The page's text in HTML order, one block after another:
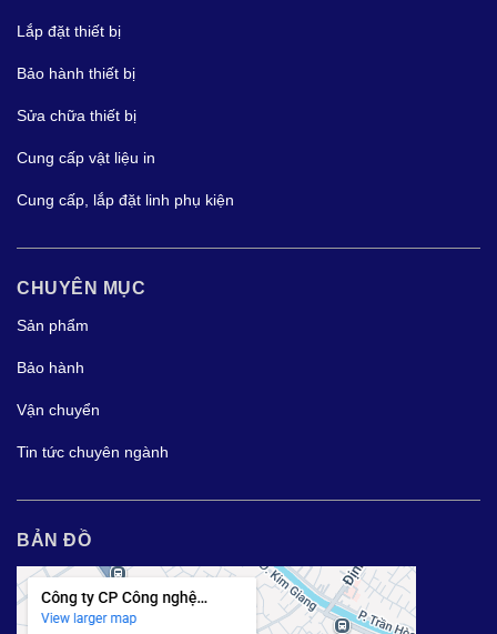
Lắp đặt thiết bị
Bảo hành thiết bị
Sửa chữa thiết bị
Cung cấp vật liệu in
Cung cấp, lắp đặt linh phụ kiện
CHUYÊN MỤC
Sản phẩm
Bảo hành
Vận chuyển
Tin tức chuyên ngành
BẢN ĐỒ